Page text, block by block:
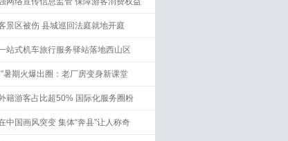
景区被伤 县城巡回法庭就地开庭
站式机车旅行服务驿站落地西山区
暑期火爆出圈：老厂房变身新课堂
籍游客占比超50% 国际化服务圈粉
中国画风突变 集体“奔县”让人称奇